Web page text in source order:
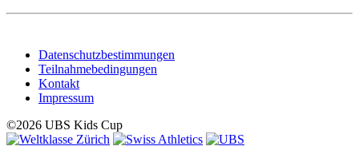
Datenschutzbestimmungen
Teilnahmebedingungen
Kontakt
Impressum
©2026 UBS Kids Cup